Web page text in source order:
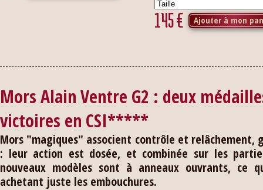
145€ Ajouter à mon
Mors Alain Ventre G2 : deux
victoires en CSI*****
Mors "magiques" associent contrôle et relâchement,
: leur action est dosée, et combinée sur les
nouveaux modèles sont à anneaux ouvrants, ce
achetant juste les embouchures.